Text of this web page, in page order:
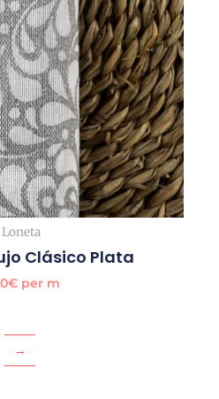
Loneta
Clásico Plata
€per m
→